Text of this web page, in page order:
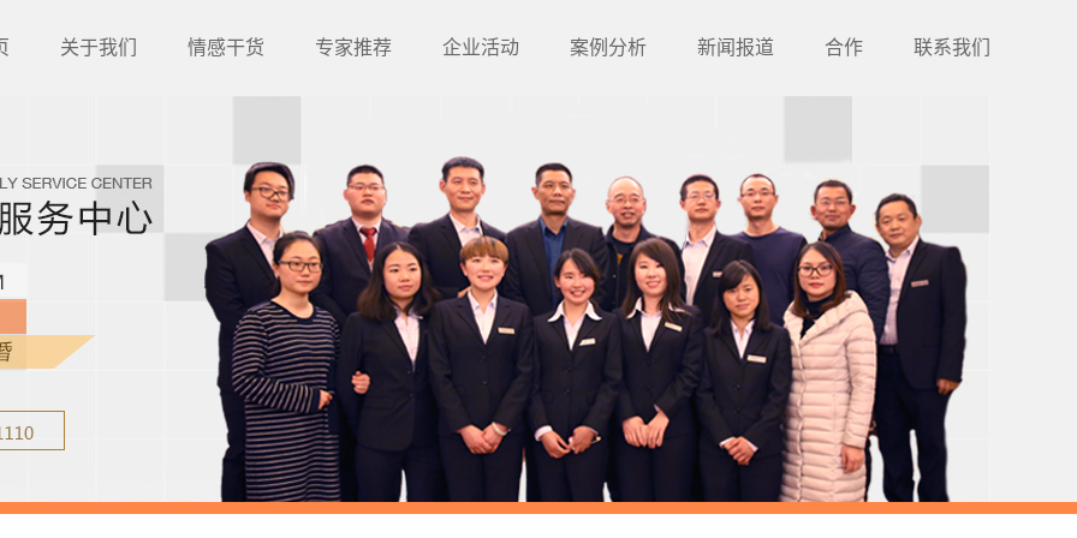
关于我们 情感干货 专家推荐 企业活动 案例分析 新闻报道 合作 联系我们